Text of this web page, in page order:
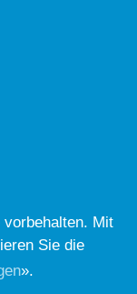
vorbehalten. Mit
Sie die
».